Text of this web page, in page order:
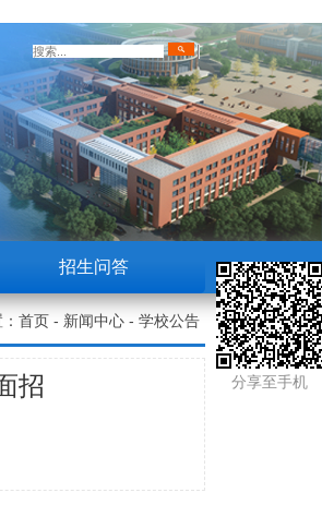
招生问答
首页 - 新闻中心 - 学校公告
分享至手机
招